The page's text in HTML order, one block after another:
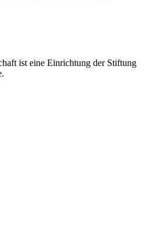
ist eine Einrichtung der Stiftung